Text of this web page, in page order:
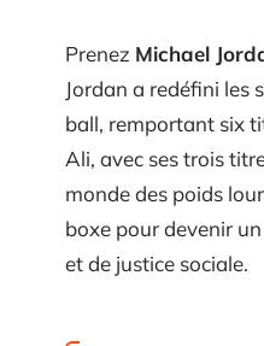
Prenez Michael
Jordan a redéfini les
ball, remportant six
Ali, avec ses trois
monde des poids
boxe pour devenir
et de justice sociale.